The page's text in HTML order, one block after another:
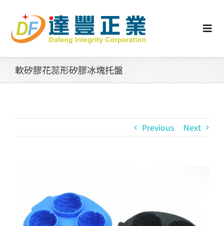
content
認識矽膠
矽膠客製
軟矽膠花蕊形矽膠冰塊托盤
Previous Next